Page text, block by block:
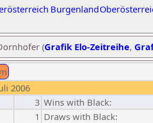
Burgenland
(Grafik Elo-Zeitreihe,
2006
3 Wins with Black:
1 Draws with Black: